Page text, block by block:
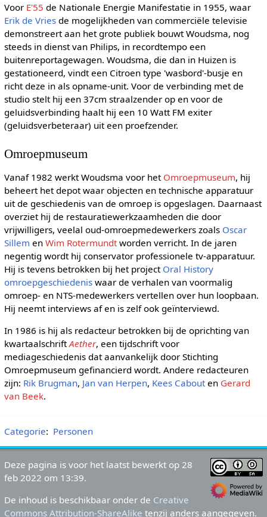
Voor E'55 de Nationale Energie Manifestatie in 1955, waar
Erik de Vriesde mogelijkheden van commerciële televisie
demonstreert aan het grote publiek bouwt Woudsma, nog
steeds in dienst van Philips, in recordtempo een
buitenreportagewagen. Woudsma, die dan in Huizen is
gestationeerd, vindt een Citroen type 'wasbord'-busje en
richt deze in als opname-unit. Voor de verbinding met de
studio stelt hij een 37cm straalzender op en voor de
geluidsverbinding haalt hij een 10 Watt FM exiter
(geluidsverbeteraar) uit een proefzender.
Omroepmuseum
Vanaf 1982 werkt Woudsma voor het Omroepmuseum, hij
beheert het depot waar objecten en technische apparatuur
uit de geschiedenis van de omroep is opgeslagen. Daarnaast
overziet hij de restauratiewerkzaamheden die door
vrijwilligers, veelal oud-omroepmedewerkers zoals Oscar
Sillem en Wim Rotermundtworden verricht. In de jaren
negentig wordt hij conservator professionele tv-apparatuur.
Hij is tevens betrokken bij het project Oral History
omroepgeschiedeniswaar de verhalen van voormalig
omroep- en NTS-medewerkers vertellen over hun loopbaan.
Hij neemt interviews af en is zelf ook geïnterviewd.
In 1986 is hij als redacteur betrokken bij de oprichting van
kwartaalschriftAether, een tijdschrift voor
mediageschiedenis dat aanvankelijk door Stichting
Omroepmuseum gefinancierd wordt. Andere redacteuren
zijn: Rik Brugman, Jan van Herpen, Kees Cabouten Gerard
van Beek.
Categorie: Personen
Deze pagina is voor het laatst bewerkt op 28
feb 2022 om 13:39.
De inhoud is beschikbaar onder de Creative
Commons Attribution-ShareAlike tenzij anders aangegeven.